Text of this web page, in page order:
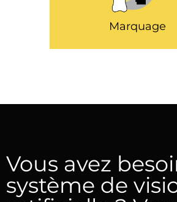
Marquage
Vous avez
système de